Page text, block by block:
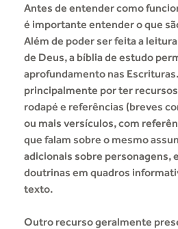
Antes de entender como
é importante entender o que
Além de poder ser feita a
de Deus, a bíblia de estudo
aprofundamento nas
principalmente por ter
rodapé e referências (breves
ou mais versículos, com
que falam sobre o mesmo
adicionais sobre personagens,
doutrinas em quadros
texto.
Outro recurso geralmente